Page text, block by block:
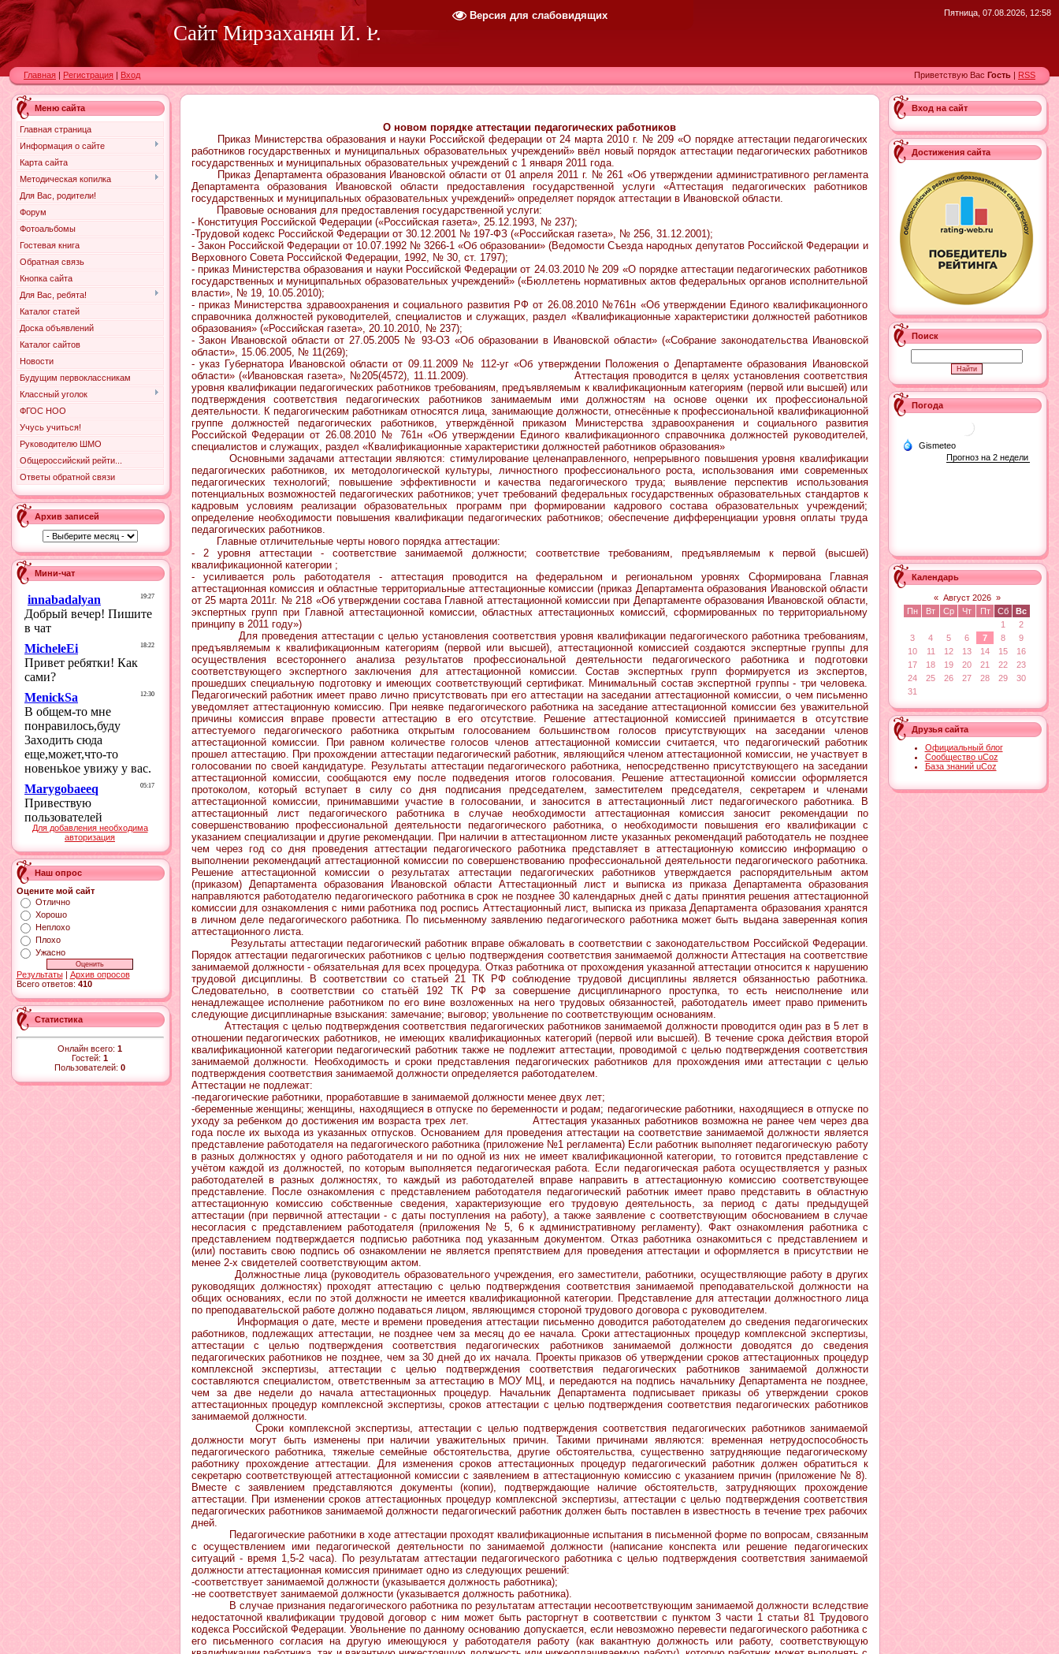
Версия для слабовидящих
Сайт Мирзаханян И. Р.
Пятница, 07.08.2026, 12:58
Главная | Регистрация | Вход Приветствую Вас Гость | RSS
Меню сайта
Главная страница
Информация о сайте
Карта сайта
Методическая копилка
Для Вас, родители!
Форум
Фотоальбомы
Гостевая книга
Обратная связь
Кнопка сайта
Для Вас, ребята!
Каталог статей
Доска объявлений
Каталог сайтов
Новости
Будущим первоклассникам
Классный уголок
ФГОС НОО
Учусь учиться!
Руководителю ШМО
Общероссийский рейти...
Ответы обратной связи
Архив записей
Мини-чат
Для добавления необходима
авторизация
Наш опрос
Оцените мой сайт
Отлично
Хорошо
Неплохо
Плохо
Ужасно
Результаты| Архив опросов
Всего ответов: 410
Статистика
Онлайн всего: 1
Гостей: 1
Пользователей: 0
О новом порядке аттестации педагогических работников
Приказ Министерства образования и науки Российской федерации от 24 марта 2010 г. № 209 «О порядке аттестации педагогических
работников государственных и муниципальных образовательных учреждений» ввёл новый порядок аттестации педагогических работников
государственных и муниципальных образовательных учреждений с 1 января 2011 года.
Приказ Департамента образования Ивановской области от 01 апреля 2011 г. № 261 «Об утверждении административного регламента
Департамента образования Ивановской области предоставления государственной услуги «Аттестация педагогических работников
государственных и муниципальных образовательных учреждений» определяет порядок аттестации в Ивановской области.
Правовые основания для предоставления государственной услуги:
- Конституция Российской Федерации («Российская газета», 25.12.1993, № 237);
-Трудовой кодекс Российской Федерации от 30.12.2001 № 197-ФЗ («Российская газета», № 256, 31.12.2001);
- Закон Российской Федерации от 10.07.1992 № 3266-1 «Об образовании» (Ведомости Съезда народных депутатов Российской Федерации и
Верховного Совета Российской Федерации, 1992, № 30, ст. 1797);
- приказ Министерства образования и науки Российской Федерации от 24.03.2010 № 209 «О порядке аттестации педагогических работников
государственных и муниципальных образовательных учреждений» («Бюллетень нормативных актов федеральных органов исполнительной
власти», № 19, 10.05.2010);
- приказ Министерства здравоохранения и социального развития РФ от 26.08.2010 №761н «Об утверждении Единого квалификационного
справочника должностей руководителей, специалистов и служащих, раздел «Квалификационные характеристики должностей работников
образования» («Российская газета», 20.10.2010, № 237);
- Закон Ивановской области от 27.05.2005 № 93-ОЗ «Об образовании в Ивановской области» («Собрание законодательства Ивановской
области», 15.06.2005, № 11(269);
- указ Губернатора Ивановской области от 09.11.2009 № 112-уг «Об утверждении Положения о Департаменте образования Ивановской
области» («Ивановская газета», №205(4572), 11.11.2009). Аттестация проводится в целях установления соответствия
уровня квалификации педагогических работников требованиям, предъявляемым к квалификационным категориям (первой или высшей) или
подтверждения соответствия педагогических работников занимаемым ими должностям на основе оценки их профессиональной
деятельности. К педагогическим работникам относятся лица, занимающие должности, отнесённые к профессиональной квалификационной
группе должностей педагогических работников, утверждённой приказом Министерства здравоохранения и социального развития
Российской Федерации от 26.08.2010 № 761н «Об утверждении Единого квалификационного справочника должностей руководителей,
специалистов и служащих, раздел «Квалификационные характеристики должностей работников образования»
Основными задачами аттестации являются: стимулирование целенаправленного, непрерывного повышения уровня квалификации
педагогических работников, их методологической культуры, личностного профессионального роста, использования ими современных
педагогических технологий; повышение эффективности и качества педагогического труда; выявление перспектив использования
потенциальных возможностей педагогических работников; учет требований федеральных государственных образовательных стандартов к
кадровым условиям реализации образовательных программ при формировании кадрового состава образовательных учреждений;
определение необходимости повышения квалификации педагогических работников; обеспечение дифференциации уровня оплаты труда
педагогических работников.
Главные отличительные черты нового порядка аттестации:
- 2 уровня аттестации - соответствие занимаемой должности; соответствие требованиям, предъявляемым к первой (высшей)
квалификационной категории ;
- усиливается роль работодателя - аттестация проводится на федеральном и региональном уровнях Сформирована Главная
аттестационная комиссия и областные территориальные аттестационные комиссии (приказ Департамента образования Ивановской области
от 25 марта 2011г. № 218 «Об утверждении состава Главной аттестационной комиссии при Департаменте образования Ивановской области,
экспертных групп при Главной аттестационной комиссии, областных аттестационных комиссий, сформированных по территориальному
принципу в 2011 году»)
Для проведения аттестации с целью установления соответствия уровня квалификации педагогического работника требованиям,
предъявляемым к квалификационным категориям (первой или высшей), аттестационной комиссией создаются экспертные группы для
осуществления всестороннего анализа результатов профессиональной деятельности педагогического работника и подготовки
соответствующего экспертного заключения для аттестационной комиссии. Состав экспертных групп формируется из экспертов,
прошедших специальную подготовку и имеющих соответствующий сертификат. Минимальный состав экспертной группы - три человека.
Педагогический работник имеет право лично присутствовать при его аттестации на заседании аттестационной комиссии, о чем письменно
уведомляет аттестационную комиссию. При неявке педагогического работника на заседание аттестационной комиссии без уважительной
причины комиссия вправе провести аттестацию в его отсутствие. Решение аттестационной комиссией принимается в отсутствие
аттестуемого педагогического работника открытым голосованием большинством голосов присутствующих на заседании членов
аттестационной комиссии. При равном количестве голосов членов аттестационной комиссии считается, что педагогический работник
прошел аттестацию. При прохождении аттестации педагогический работник, являющийся членом аттестационной комиссии, не участвует в
голосовании по своей кандидатуре. Результаты аттестации педагогического работника, непосредственно присутствующего на заседании
аттестационной комиссии, сообщаются ему после подведения итогов голосования. Решение аттестационной комиссии оформляется
протоколом, который вступает в силу со дня подписания председателем, заместителем председателя, секретарем и членами
аттестационной комиссии, принимавшими участие в голосовании, и заносится в аттестационный лист педагогического работника. В
аттестационный лист педагогического работника в случае необходимости аттестационная комиссия заносит рекомендации по
совершенствованию профессиональной деятельности педагогического работника, о необходимости повышения его квалификации с
указанием специализации и другие рекомендации. При наличии в аттестационном листе указанных рекомендаций работодатель не позднее
чем через год со дня проведения аттестации педагогического работника представляет в аттестационную комиссию информацию о
выполнении рекомендаций аттестационной комиссии по совершенствованию профессиональной деятельности педагогического работника.
Решение аттестационной комиссии о результатах аттестации педагогических работников утверждается распорядительным актом
(приказом) Департамента образования Ивановской области Аттестационный лист и выписка из приказа Департамента образования
направляются работодателю педагогического работника в срок не позднее 30 календарных дней с даты принятия решения аттестационной
комиссии для ознакомления с ними работника под роспись Аттестационный лист, выписка из приказа Департамента образования хранятся
в личном деле педагогического работника. По письменному заявлению педагогического работника может быть выдана заверенная копия
аттестационного листа.
Результаты аттестации педагогический работник вправе обжаловать в соответствии с законодательством Российской Федерации.
Порядок аттестации педагогических работников с целью подтверждения соответствия занимаемой должности Аттестация на соответствие
занимаемой должности - обязательная для всех процедура. Отказ работника от прохождения указанной аттестации относится к нарушению
трудовой дисциплины. В соответствии со статьей 21 ТК РФ соблюдение трудовой дисциплины является обязанностью работника.
Следовательно, в соответствии со статьёй 192 ТК РФ за совершение дисциплинарного проступка, то есть неисполнение или
ненадлежащее исполнение работником по его вине возложенных на него трудовых обязанностей, работодатель имеет право применить
следующие дисциплинарные взыскания: замечание; выговор; увольнение по соответствующим основаниям.
Аттестация с целью подтверждения соответствия педагогических работников занимаемой должности проводится один раз в 5 лет в
отношении педагогических работников, не имеющих квалификационных категорий (первой или высшей). В течение срока действия второй
квалификационной категории педагогический работник также не подлежит аттестации, проводимой с целью подтверждения соответствия
занимаемой должности. Необходимость и сроки представления педагогических работников для прохождения ими аттестации с целью
подтверждения соответствия занимаемой должности определяется работодателем.
Аттестации не подлежат:
-педагогические работники, проработавшие в занимаемой должности менее двух лет;
-беременные женщины; женщины, находящиеся в отпуске по беременности и родам; педагогические работники, находящиеся в отпуске по
уходу за ребенком до достижения им возраста трех лет. Аттестация указанных работников возможна не ранее чем через два
года после их выхода из указанных отпусков. Основанием для проведения аттестации на соответствие занимаемой должности является
представление работодателя на педагогического работника (приложение №1 регламента) Если работник выполняет педагогическую работу
в разных должностях у одного работодателя и ни по одной из них не имеет квалификационной категории, то готовится представление с
учётом каждой из должностей, по которым выполняется педагогическая работа. Если педагогическая работа осуществляется у разных
работодателей в разных должностях, то каждый из работодателей вправе направить в аттестационную комиссию соответствующее
представление. После ознакомления с представлением работодателя педагогический работник имеет право представить в областную
аттестационную комиссию собственные сведения, характеризующие его трудовую деятельность, за период с даты предыдущей
аттестации (при первичной аттестации - с даты поступления на работу), а также заявление с соответствующим обоснованием в случае
несогласия с представлением работодателя (приложения № 5, 6 к административному регламенту). Факт ознакомления работника с
представлением подтверждается подписью работника под указанным документом. Отказ работника ознакомиться с представлением и
(или) поставить свою подпись об ознакомлении не является препятствием для проведения аттестации и оформляется в присутствии не
менее 2-х свидетелей соответствующим актом.
Должностные лица (руководитель образовательного учреждения, его заместители, работники, осуществляющие работу в других
руководящих должностях) проходят аттестацию с целью подтверждения соответствия занимаемой преподавательской должности на
общих основаниях, если по этой должности не имеется квалификационной категории. Представление для аттестации должностного лица
по преподавательской работе должно подаваться лицом, являющимся стороной трудового договора с руководителем.
Информация о дате, месте и времени проведения аттестации письменно доводится работодателем до сведения педагогических
работников, подлежащих аттестации, не позднее чем за месяц до ее начала. Сроки аттестационных процедур комплексной экспертизы,
аттестации с целью подтверждения соответствия педагогических работников занимаемой должности доводятся до сведения
педагогических работников не позднее, чем за 30 дней до их начала. Проекты приказов об утверждении сроков аттестационных процедур
комплексной экспертизы, аттестации с целью подтверждения соответствия педагогических работников занимаемой должности
составляются специалистом, ответственным за аттестацию в МОУ МЦ, и передаются на подпись начальнику Департамента не позднее,
чем за две недели до начала аттестационных процедур. Начальник Департамента подписывает приказы об утверждении сроков
аттестационных процедур комплексной экспертизы, сроков аттестации с целью подтверждения соответствия педагогических работников
занимаемой должности.
Сроки комплексной экспертизы, аттестации с целью подтверждения соответствия педагогических работников занимаемой
должности могут быть изменены при наличии уважительных причин. Такими причинами являются: временная нетрудоспособность
педагогического работника, тяжелые семейные обстоятельства, другие обстоятельства, существенно затрудняющие педагогическому
работнику прохождение аттестации. Для изменения сроков аттестационных процедур педагогический работник должен обратиться к
секретарю соответствующей аттестационной комиссии с заявлением в аттестационную комиссию с указанием причин (приложение № 8).
Вместе с заявлением представляются документы (копии), подтверждающие наличие обстоятельств, затрудняющих прохождение
аттестации. При изменении сроков аттестационных процедур комплексной экспертизы, аттестации с целью подтверждения соответствия
педагогических работников занимаемой должности педагогический работник должен быть поставлен в известность в течение трех рабочих
дней.
Педагогические работники в ходе аттестации проходят квалификационные испытания в письменной форме по вопросам, связанным
с осуществлением ими педагогической деятельности по занимаемой должности (написание конспекта или решение педагогических
ситуаций - время 1,5-2 часа). По результатам аттестации педагогического работника с целью подтверждения соответствия занимаемой
должности аттестационная комиссия принимает одно из следующих решений:
-соответствует занимаемой должности (указывается должность работника);
-не соответствует занимаемой должности (указывается должность работника).
В случае признания педагогического работника по результатам аттестации несоответствующим занимаемой должности вследствие
недостаточной квалификации трудовой договор с ним может быть расторгнут в соответствии с пунктом 3 части 1 статьи 81 Трудового
кодекса Российской Федерации. Увольнение по данному основанию допускается, если невозможно перевести педагогического работника с
его письменного согласия на другую имеющуюся у работодателя работу (как вакантную должность или работу, соответствующую
Вход на сайт
Достижения сайта
Поиск
Погода
Календарь
« Август 2026 »
Пн
Вт Ср Чт Пт Сб
Вс
1
2
3
4 5 6 7 8
9
10
11 12 13 14 15
16
17
18 19 20 21 22
23
24
25 26 27 28 29
30
31
Друзья сайта
Официальный блог
Сообщество uCoz
База знаний uCoz